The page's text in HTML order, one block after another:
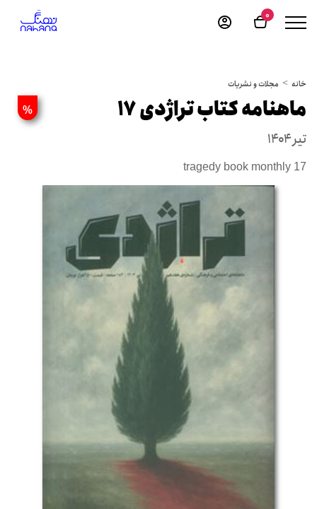
0
خانه مجلات و نشریات
% ماهنامه کتاب تراژدی 17
تیر ۱۴۰۴
tragedy book monthly 17